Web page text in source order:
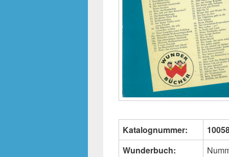
Katalognummer:
Wunderbuch: